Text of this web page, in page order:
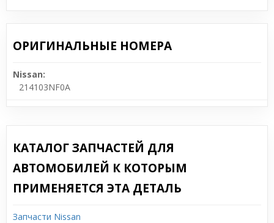
ОРИГИНАЛЬНЫЕ НОМЕРА
Nissan:
214103NF0A
КАТАЛОГ ЗАПЧАСТЕЙ ДЛЯ
АВТОМОБИЛЕЙ К КОТОРЫМ
ПРИМЕНЯЕТСЯ ЭТА ДЕТАЛЬ
Запчасти Nissan